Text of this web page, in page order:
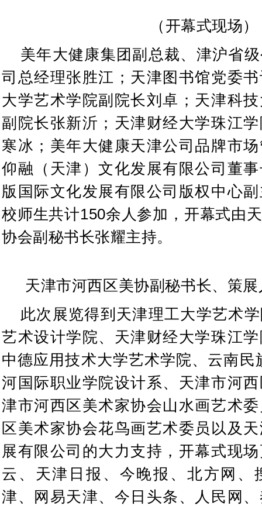
（开幕式现场）
美年大健康集团副总裁、津沪省
司总经理张胜江；天津图书馆党委
大学艺术学院副院长刘卓；天津科
副院长张新沂；天津财经大学珠江
寒冰；美年大健康天津公司品牌市
仰融（天津）文化发展有限公司董
版国际文化发展有限公司版权中心
校师生共计150余人参加，开幕式由
协会副秘书长张耀主持。
天津市河西区美协副秘书长、策
此次展览得到天津理工大学艺术
艺术设计学院、天津财经大学珠江
中德应用技术大学艺术学院、云南民
河国际职业学院设计系、天津市河
津市河西区美术家协会山水画艺术
区美术家协会花鸟画艺术委员以及
展有限公司的大力支持，开幕式现
云、天津日报、今晚报、北方网、
津、网易天津、今日头条、人民网